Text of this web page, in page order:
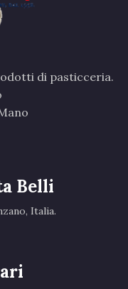
di pasticceria.
Belli
Italia.‎